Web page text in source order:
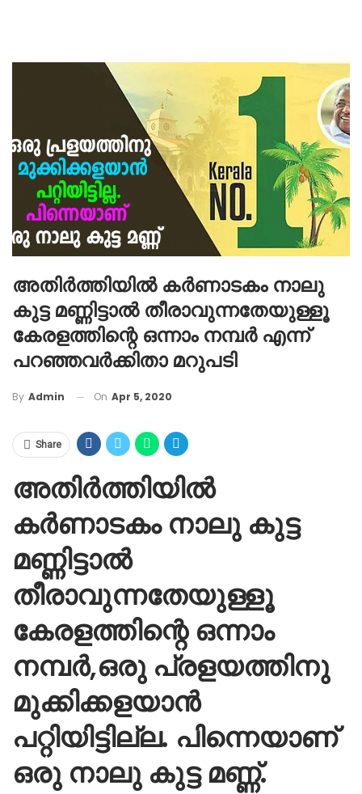
അതിർത്തിയിൽ കർണാടകം നാലു
കുട്ട മണ്ണിട്ടാൽ തീരാവുന്നതേയുള്ളൂ
കേരളത്തിന്റെ ഒന്നാം നമ്പർ എന്ന്
പറഞ്ഞവർക്കിതാ മറുപടി
By Admin On Apr 5, 2020
Share
അതിർത്തിയിൽ
കർണാടകം നാലു കുട്ട
മണ്ണിട്ടാൽ
തീരാവുന്നതേയുള്ളൂ
കേരളത്തിന്റെ ഒന്നാം
നമ്പർ,ഒരു പ്രളയത്തിനു
മുക്കിക്കളയാൻ
പറ്റിയിട്ടില്ല. പിന്നെയാണ്
ഒരു നാലു കുട്ട മണ്ണ്.